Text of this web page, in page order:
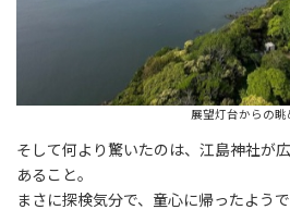
展望灯台からの眺
そして何より驚いたのは、江島神社が広
あること。
まさに探検気分で、童心に帰ったようで